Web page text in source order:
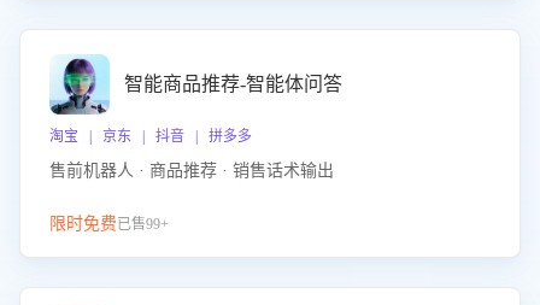
智能商品推荐-智能体问答
淘宝 | 京东 | 抖音 | 拼多多
售前机器人 · 商品推荐 · 销售话术输出
限时免费已售99+